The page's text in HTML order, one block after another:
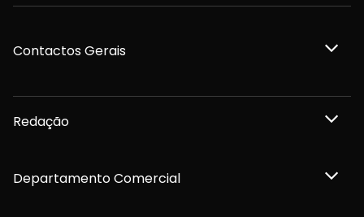
Contactos Gerais
Redação
Departamento Comercial